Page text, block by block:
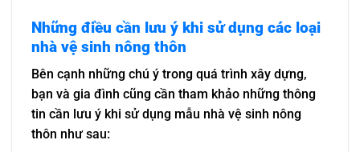
Những điều cần lưu ý khi sử dụng các loại
nhà vệ sinh nông thôn
Bên cạnh những chú ý trong quá trình xây dựng,
bạn và gia đình cũng cần tham khảo những thông
tin cần lưu ý khi sử dụng mẫu nhà vệ sinh nông
thôn như sau: